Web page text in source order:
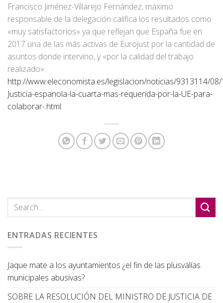
Francisco Jiménez-Villarejo Fernández, máximo
responsable de la delegación califica los resultados como
«muy satisfactorios» ya que reflejan que España fue en
2017 una de las más activas de Eurojust por la cantidad de
asuntos donde intervino, y «por la calidad del trabajo
realizado».
http://www.eleconomista.es/legislacion/noticias/9313114/
Justicia-espanola-la-cuarta-mas-requerida-por-la-UE-para-
colaborar-.html
ENTRADAS RECIENTES
Jaque mate a los ayuntamientos ¿el fin de las plusvalías
municipales abusivas?
SOBRE LA RESOLUCIÓN DEL MINISTRO DE JUSTICIA DE